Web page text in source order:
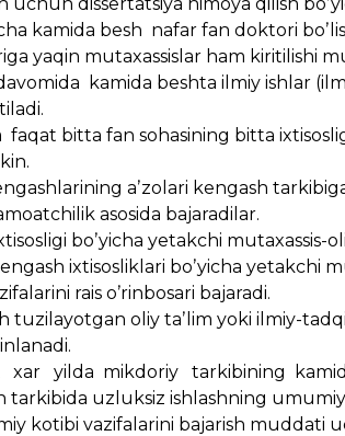
kamida besh nafar fan doktori
yaqin mutaxassislar ham kiritilishi
kamida beshta ilmiy ishlar
bitta fan sohasining bitta
aʼzolari kengash
asosida bajaradilar.
boʼyicha yetakchi
ixtisosliklari boʼyicha
rais oʼrinbosari bajaradi.
tuzilayotgan oliy taʼlim yoki ilmiy-
yilda mikdoriy tarkibining kamida
tarkibida uzluksiz ishlashning
kotibi vazifalarini bajarish muddati